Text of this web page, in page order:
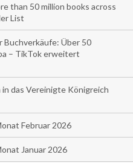
than 50 million books across
List
Über 50
– TikTok erweitert
das Vereinigte Königreich
Februar 2026
Januar 2026